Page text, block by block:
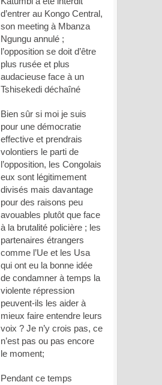
d’entrer au Kongo Central,
son meeting à Mbanza
Ngungu annulé ;
l’opposition se doit d’être
plus rusée et plus
audacieuse face à un
Tshisekedi déchaîné
Bien sûr si moi je suis
pour une démocratie
effective et prendrais
volontiers le parti de
l’opposition, les Congolais
eux sont légitimement
divisés mais davantage
pour des raisons peu
avouables plutôt que face
à la brutalité policière ; les
partenaires étrangers
comme l’Ue et les Usa
qui ont eu la bonne idée
de condamner à temps la
violente répression
peuvent-ils les aider à
mieux faire entendre leurs
voix ? Je n’y crois pas, ce
n’est pas ou pas encore
le moment;
Pendant ce temps